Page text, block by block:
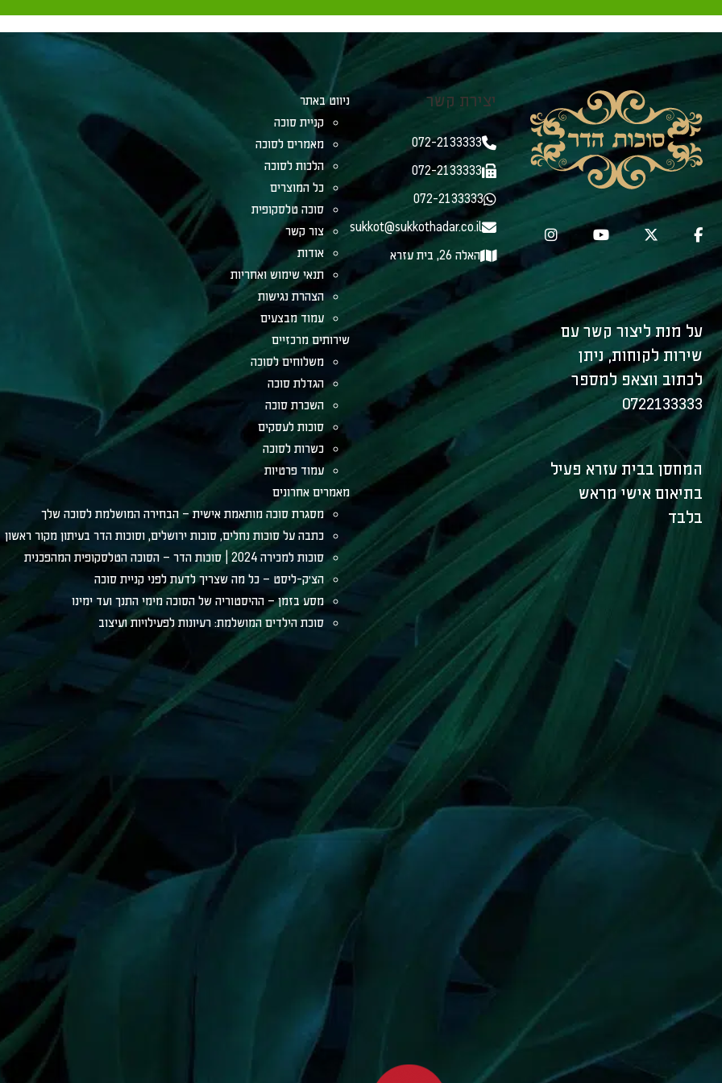
על מנת ליצור קשר עם
שירות לקוחות, ניתן
לכתוב ווצאפ למספר
0722133333
המחסן בבית עזרא פעיל
בתיאום אישי מראש
בלבד
יצירת קשר
072-2133333
072-2133333
072-2133333
sukkot@sukkothadar.co.il
האלה 26, בית עזרא
ניווט באתר
קניית סוכה
מאמרים לסוכה
הלכות לסוכה
כל המוצרים
סוכה טלסקופית
צור קשר
אודות
תנאי שימוש ואחריות
הצהרת נגישות
עמוד מבצעים
שירותים מרכזיים
משלוחים לסוכה
הגדלת סוכה
השכרת סוכה
סוכות לעסקים
כשרות לסוכה
עמוד פרטיות
מאמרים אחרונים
מסגרת סוכה מותאמת אישית – הבחירה המושלמת לסוכה שלך
כתבה על סוכות נחלים, סוכות ירושלים, וסוכות הדר בעיתון מקור ראשון
סוכות למכירה 2024 | סוכות הדר – הסוכה הטלסקופית המהפכנית
הצ׳ק-ליסט – כל מה שצריך לדעת לפני קניית סוכה
מסע בזמן – ההיסטוריה של הסוכה מימי התנך ועד ימינו
סוכת הילדים המושלמת: רעיונות לפעילויות ועיצוב